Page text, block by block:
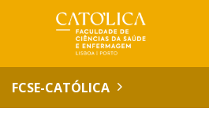
FCSE-CATÓLICA